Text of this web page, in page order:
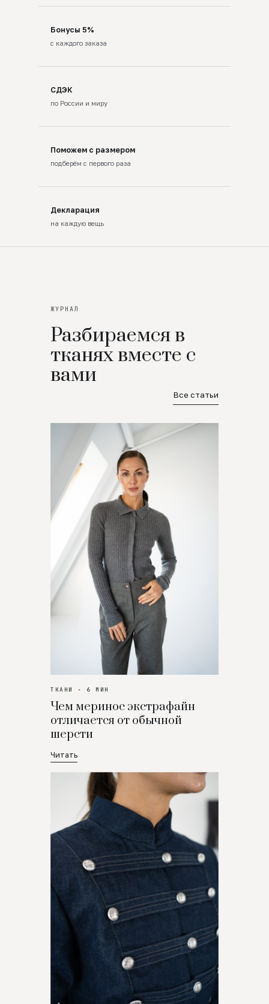
Бонусы 5%
с каждого заказа
СДЭК
по России и миру
Поможем с размером
подберём с первого раза
Декларация
на каждую вещь
ЖУРНАЛ
Разбираемся в
тканях вместе с
вами
Все статьи
ТКАНИ · 6 МИН
Чем меринос экстрафайн
отличается от обычной
шерсти
Читать